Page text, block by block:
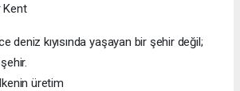
Kent
deniz kıyısında yaşayan bir şehir değil;
üretim